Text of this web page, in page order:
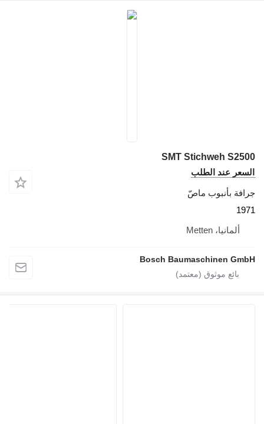
SMT Stichweh S2500
السعر عند الطلب
جرافة بأنبوب ماصّ
1971
ألمانيا، Metten
Bosch Baumaschinen GmbH